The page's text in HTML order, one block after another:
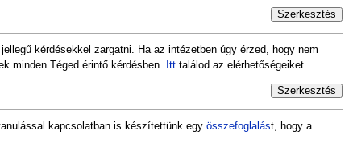
Szerkesztés
kérdésekkel zargatni. Ha az intézetben úgy érzed, hogy nem
minden Téged érintő kérdésben.
Itttalálod az elérhetőségeiket.
Szerkesztés
kapcsolatban is készítettünk egy összefoglalást, hogy a